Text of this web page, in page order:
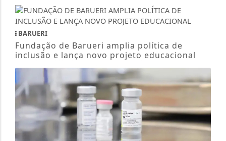
BARUERI
Fundação de Barueri amplia política de
inclusão e lança novo projeto educacional